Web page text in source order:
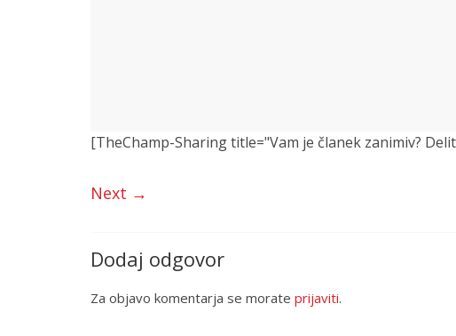
[TheChamp-Sharing title="Vam je članek zanimiv?
Next →
Dodaj odgovor
Za objavo komentarja se morate prijaviti.